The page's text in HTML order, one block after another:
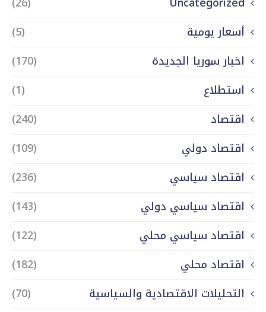
أسعار يومية
(5)
اخبار سوريا الجديدة
(170)
استطلاع
(1)
اقتصاد
(240)
اقتصاد دولي
(109)
اقتصاد سياسي
(236)
اقتصاد سياسي دولي
(143)
اقتصاد سياسي محلي
(122)
اقتصاد محلي
(182)
التحليلات الاقتصادية والسياسية
(70)